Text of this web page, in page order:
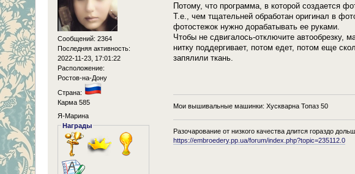
Сообщений: 2364
Последняя активность:
2022-11-23, 17:01:22
Расположение:
Ростов-на-Дону
Страна:
Карма 585
Я-Марина
Награды
Потому, что программа, в которой создается
Т.е., чем тщательней обработан оригинал в
фотостежок нужно дорабатывать ее руками.
Чтобы не сдвигалось-отключите автообрезку,
нитку поддергивает, потом едет, потом еще
запялили ткань.
Мои вышивальные машинки: Хускварна Топаз 50
Разочарование от низкого качества длится гораздо
https://embroedery.pp.ua/forum/index.php?topic=235112.0